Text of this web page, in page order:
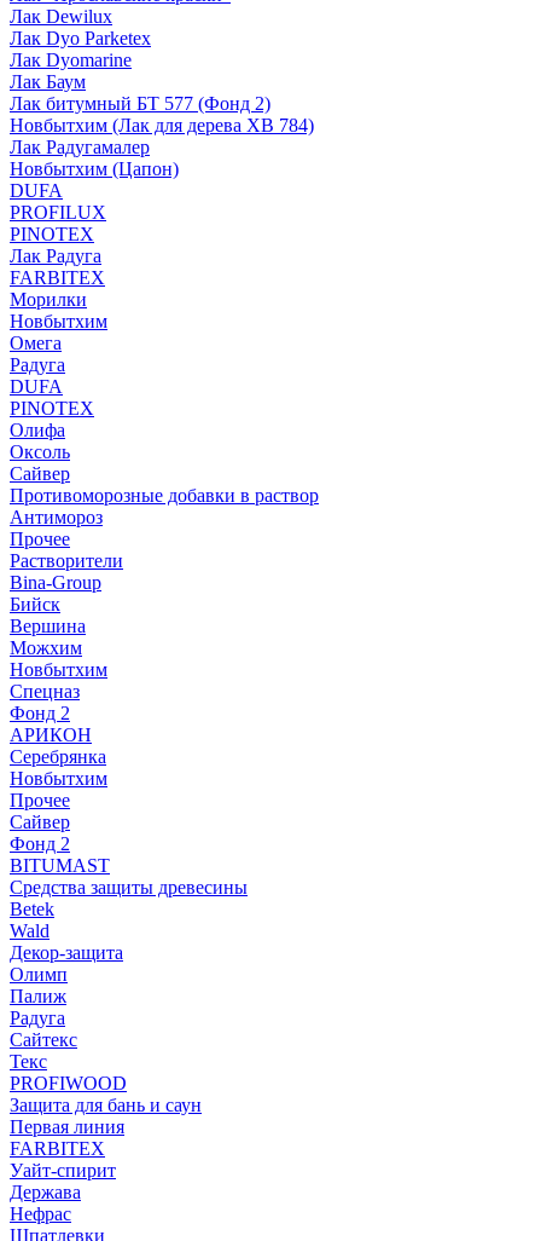
Лак Dewilux
Лак Dyo Parketex
Лак Dyomarine
Лак Баум
Лак битумный БТ 577 (Фонд 2)
Новбытхим (Лак для дерева ХВ 784)
Лак Радугамалер
Новбытхим (Цапон)
DUFA
PROFILUX
PINOTEX
Лак Радуга
FARBITEX
Морилки
Новбытхим
Омега
Радуга
DUFA
PINOTEX
Олифа
Оксоль
Сайвер
Противоморозные добавки в раствор
Антимороз
Прочее
Растворители
Bina-Group
Бийск
Вершина
Можхим
Новбытхим
Спецназ
Фонд 2
АРИКОН
Серебрянка
Новбытхим
Прочее
Сайвер
Фонд 2
BITUMAST
Средства защиты древесины
Betek
Wald
Декор-защита
Олимп
Палиж
Радуга
Сайтекс
Текс
PROFIWOOD
Защита для бань и саун
Первая линия
FARBITEX
Уайт-спирит
Держава
Нефрас
Шпатлевки